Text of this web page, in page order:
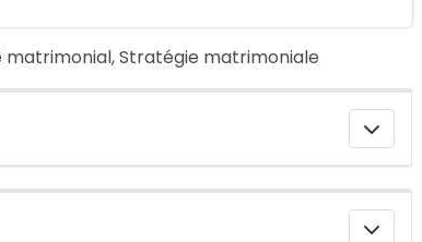
matrimonial, Stratégie matrimoniale